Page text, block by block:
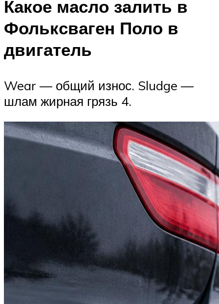
Какое масло залить в
Фольксваген Поло в
двигатель
Wear — общий износ. Sludge —
шлам жирная грязь 4.